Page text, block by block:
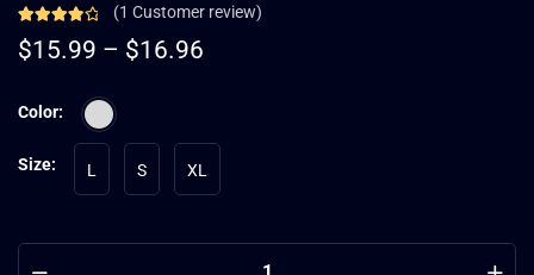
(1 Customer review)
$15.99 – $16.96
Color:
Size: L S XL